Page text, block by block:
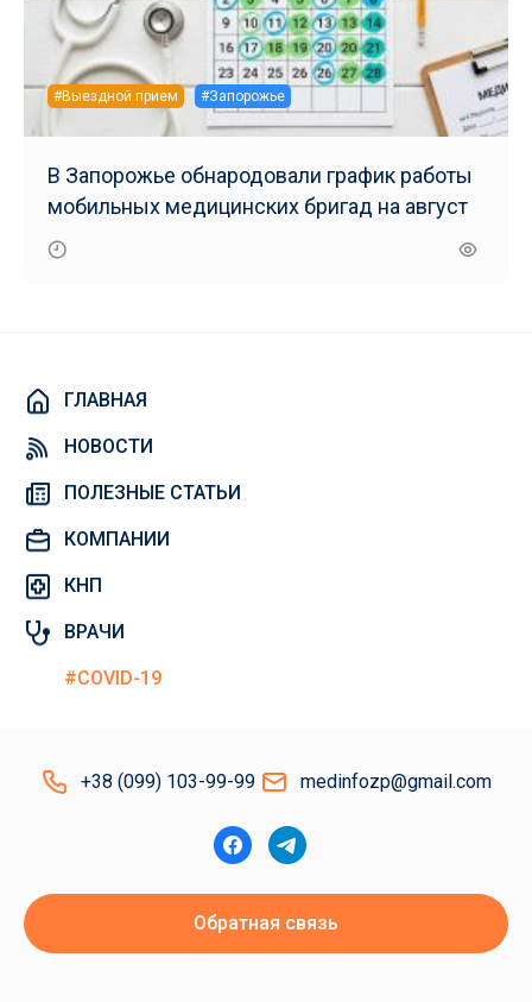
#Выездной прием #Запорожье
В Запорожье обнародовали график работы
мобильных медицинских бригад на август
ГЛАВНАЯ
НОВОСТИ
ПОЛЕЗНЫЕ СТАТЬИ
КОМПАНИИ
КНП
ВРАЧИ
#COVID-19
+38 (099) 103-99-99 medinfozp@gmail.com
Обратная связь